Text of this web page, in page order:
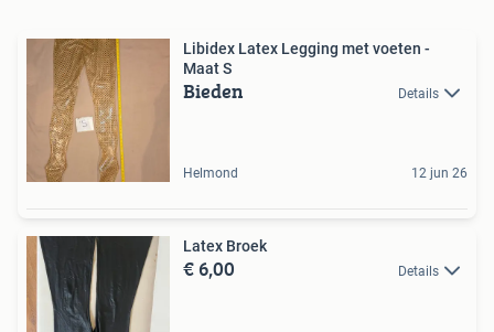
Libidex Latex Legging met voeten -
Maat S
Bieden Details
Helmond 12 jun 26
Latex Broek
€ 6,00 Details